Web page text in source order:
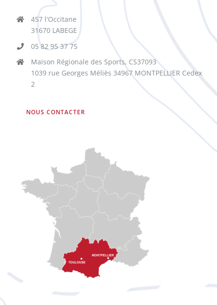
457 l'Occitane
31670 LABEGE
05 82 95 37 75
Maison Régionale des Sports, CS37093
1039 rue Georges Méliès 34967 MONTPELLIER Cedex
2
NOUS CONTACTER